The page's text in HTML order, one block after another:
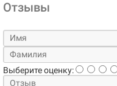
Отзывы
Выберите оценку: